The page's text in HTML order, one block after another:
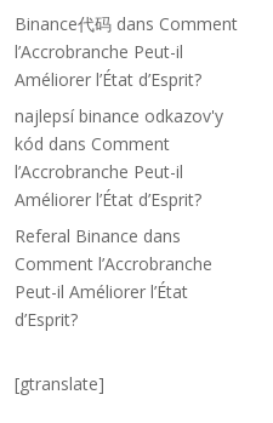
Binance代码 dans Comment
l’Accrobranche Peut-il
Améliorer l’État d’Esprit?
najlepsí binance odkazov'y
kód dans Comment
l’Accrobranche Peut-il
Améliorer l’État d’Esprit?
Referal Binance dans
Comment l’Accrobranche
Peut-il Améliorer l’État
d’Esprit?
[gtranslate]